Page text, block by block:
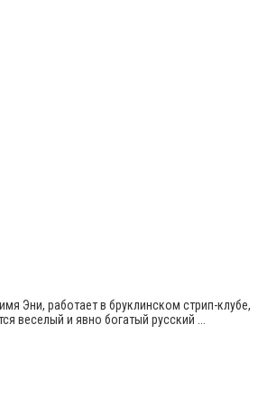
Эни, работает в бруклинском стрип-клубе,
веселый и явно богатый русский ...